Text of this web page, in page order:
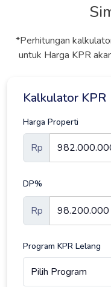
*Perhitungan
untuk Harga KPR
Kalkulator KPR
Harga Properti
Rp
DP%
Rp
Program KPR Lelang